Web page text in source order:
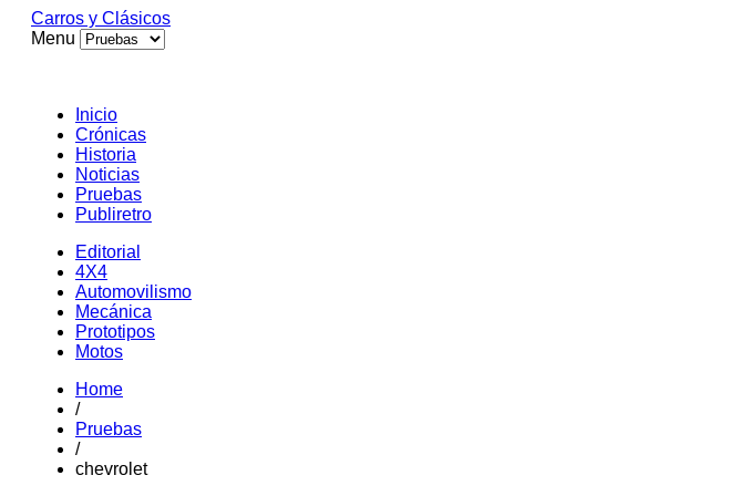
Carros y Clásicos
Menu
Inicio
Crónicas
Historia
Noticias
Pruebas
Publiretro
Editorial
4X4
Automovilismo
Mecánica
Prototipos
Motos
Home
/
Pruebas
/
chevrolet